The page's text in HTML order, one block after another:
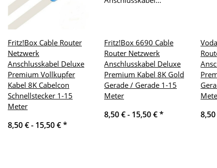
Fritz!Box Cable Router
Netzwerk
Anschlusskabel Deluxe
Premium Vollkupfer
Kabel 8K Cabelcon
Schnellstecker 1-15
Meter
8,50 € - 15,50 €*
Fritz!Box 6690 Cable
Router Netzwerk
Anschlusskabel Deluxe
Premium Kabel 8K Gold
Gerade / Gerade 1-15
Meter
8,50 € - 15,50 €*